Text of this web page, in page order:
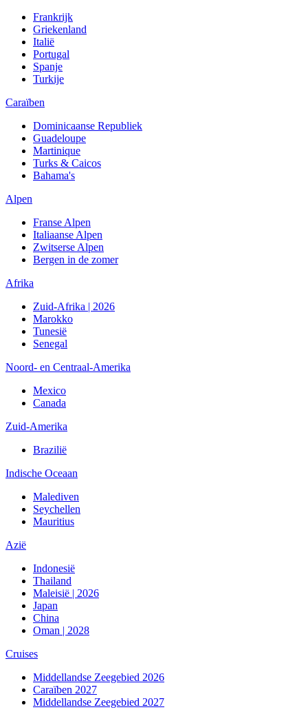
Frankrijk
Griekenland
Italië
Portugal
Spanje
Turkije
Caraïben
Dominicaanse Republiek
Guadeloupe
Martinique
Turks & Caicos
Bahama's
Alpen
Franse Alpen
Italiaanse Alpen
Zwitserse Alpen
Bergen in de zomer
Afrika
Zuid-Afrika | 2026
Marokko
Tunesië
Senegal
Noord- en Centraal-Amerika
Mexico
Canada
Zuid-Amerika
Brazilië
Indische Oceaan
Malediven
Seychellen
Mauritius
Azië
Indonesië
Thailand
Maleisië | 2026
Japan
China
Oman | 2028
Cruises
Middellandse Zeegebied 2026
Caraïben 2027
Middellandse Zeegebied 2027